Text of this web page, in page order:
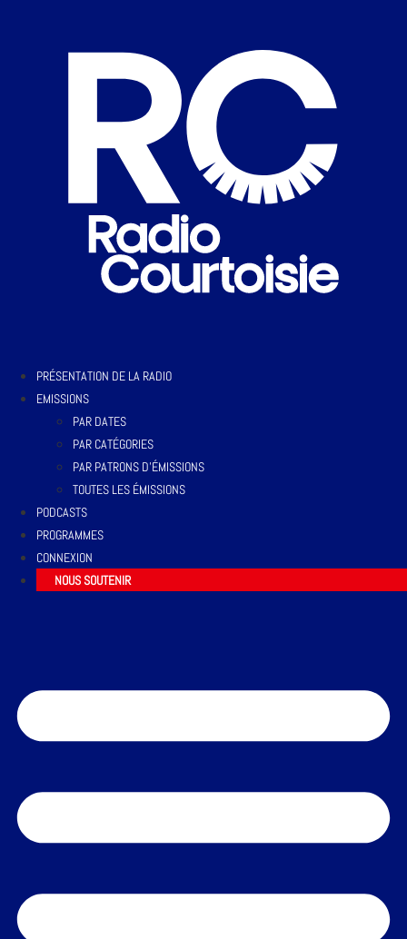
PRÉSENTATION DE LA RADIO
EMISSIONS
PAR DATES
PAR CATÉGORIES
PAR PATRONS D’ÉMISSIONS
TOUTES LES ÉMISSIONS
PODCASTS
PROGRAMMES
CONNEXION
NOUS SOUTENIR